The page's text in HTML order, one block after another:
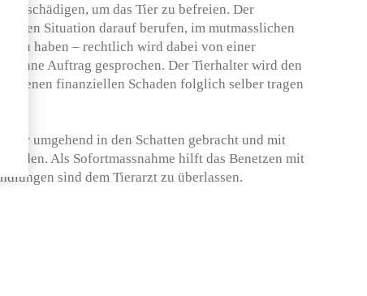
beschädigen, um das Tier zu befreien. Der
Situation darauf berufen, im mutmasslichen
zu haben – rechtlich wird dabei von einer
ohne Auftrag gesprochen. Der Tierhalter wird den
finanziellen Schaden folglich selber tragen
Tier umgehend in den Schatten gebracht und mit
werden. Als Sofortmassnahme hilft das Benetzen mit
sind dem Tierarzt zu überlassen.